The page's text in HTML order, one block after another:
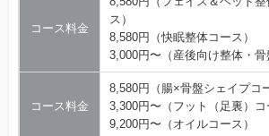
コース料金
ス）
8,580円（快眠整体コース）
3,000円〜（産後向け整体・骨
コース料金
8,580円（腸×骨盤シェイプコ
3,300円〜（フット（足裏）コ
9,200円〜（オイルコース）